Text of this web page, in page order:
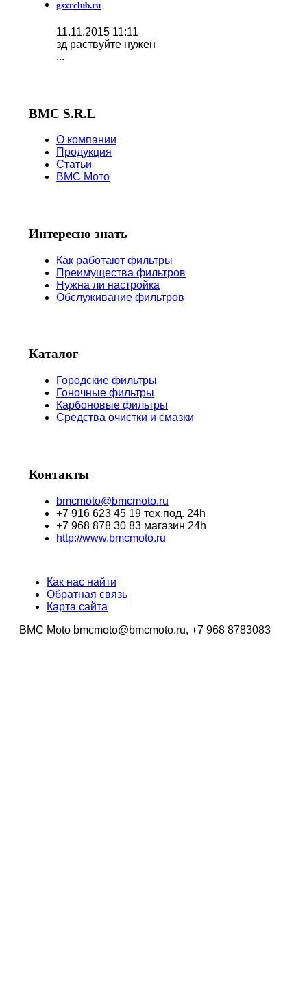
gsxrclub.ru
11.11.2015 11:11
зд раствуйте нужен
...
BMC S.R.L
О компании
Продукция
Статьи
BMC Мото
Интересно знать
Как работают фильтры
Преимущества фильтров
Нужна ли настройка
Обслуживание фильтров
Каталог
Городские фильтры
Гоночные фильтры
Карбоновые фильтры
Средства очистки и смазки
Контакты
bmcmoto@bmcmoto.ru
+7 916 623 45 19 тех.под. 24h
+7 968 878 30 83 магазин 24h
http://www.bmcmoto.ru
Как нас найти
Обратная связь
Карта сайта
BMC Moto bmcmoto@bmcmoto.ru, +7 968 8783083